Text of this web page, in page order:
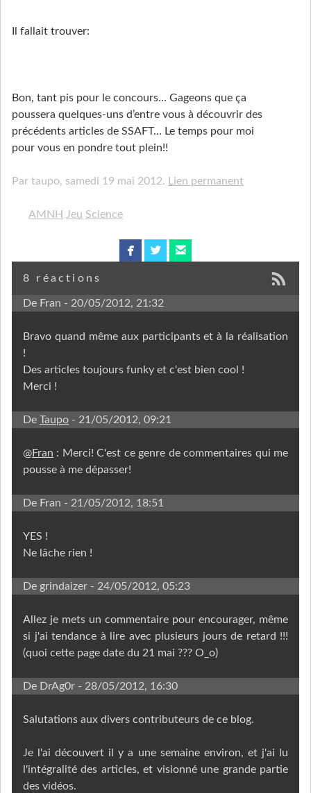
Il fallait trouver:
Bon, tant pis pour le concours… Gageons que ça
poussera quelques-uns d’entre vous à découvrir des
précédents articles de SSAFT… Le temps pour moi
pour vous en pondre tout plein!!
Par taupo, samedi 19 mai 2012. Lien permanent
AMNH Jeu Science
facebook twitterbird email
8 réactions
De Fran - 20/05/2012, 21:32
Bravo quand même aux participants et à la réalisation
!
Des articles toujours funky et c'est bien cool !
Merci !
De Taupo - 21/05/2012, 09:21
@Fran : Merci! C'est ce genre de commentaires qui me
pousse à me dépasser!
De Fran - 21/05/2012, 18:51
YES !
Ne lâche rien !
De grindaizer - 24/05/2012, 05:23
Allez je mets un commentaire pour encourager, même
si j'ai tendance à lire avec plusieurs jours de retard !!!
(quoi cette page date du 21 mai ??? O_o)
De DrAg0r - 28/05/2012, 16:30
Salutations aux divers contributeurs de ce blog.
Je l'ai découvert il y a une semaine environ, et j'ai lu
l'intégralité des articles, et visionné une grande partie
des vidéos.